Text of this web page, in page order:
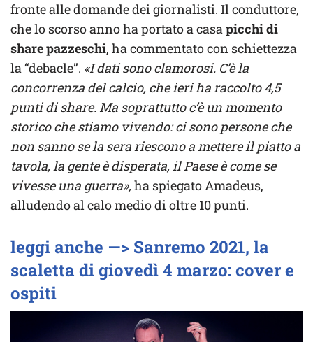
fronte alle domande dei giornalisti. Il conduttore,
che lo scorso anno ha portato a casapicchi di
share pazzeschi, ha commentato con schiettezza
la “debacle”. «I dati sono clamorosi. C’è la
concorrenza del calcio, che ieri ha raccolto 4,5
punti di share. Ma soprattutto c’è un momento
storico che stiamo vivendo: ci sono persone che
non sanno se la sera riescono a mettere il piatto a
tavola, la gente è disperata, il Paese è come se
vivesse una guerra»,ha spiegato Amadeus,
alludendo al calo medio di oltre 10 punti.
leggi anche —> Sanremo 2021, la
scaletta di giovedì 4 marzo: cover e
ospiti